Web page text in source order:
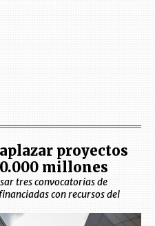
proyectos
millones
tres convocatorias de
con recursos del